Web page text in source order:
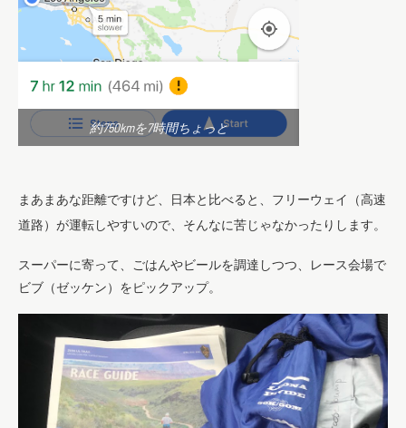
約750kmを7時間ちょっと
まあまあな距離ですけど、日本と比べると、フリーウェイ（高速
道路）が運転しやすいので、そんなに苦じゃなかったりします。
スーパーに寄って、ごはんやビールを調達しつつ、レース会場で
ビブ（ゼッケン）をピックアップ。